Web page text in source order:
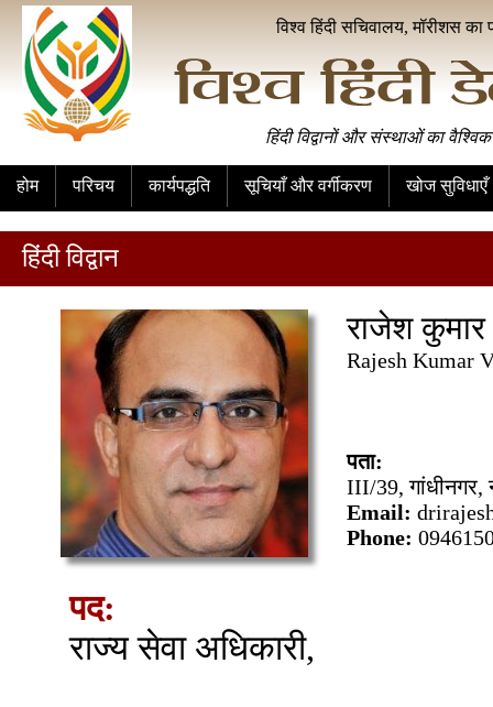
विश्व हिंदी सचिवालय, मॉरीशस का
हिंदी विद्वानों और संस्थाओं का
होम परिचय कार्यपद्धति सूचियाँ और वर्गीकरण खोज सुविधाएँ
हिंदी विद्वान
राजेश कुमार
Rajesh Kumar
पता:
III/39, गांधीनगर,
Email:
Phone:
पद:
राज्य सेवा अधिकारी,